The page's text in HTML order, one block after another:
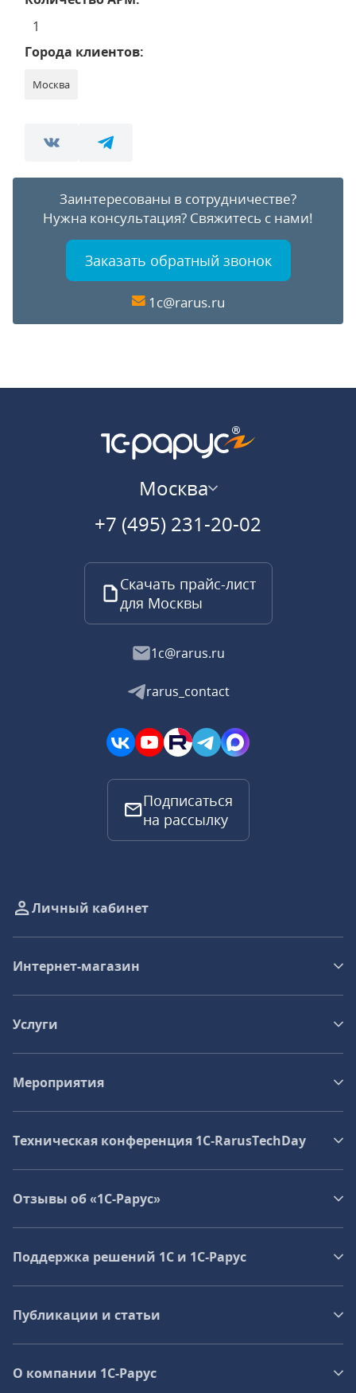
1
Города клиентов:
Москва
Заинтересованы в сотрудничестве?
Нужна консультация? Свяжитесь с нами!
Заказать обратный звонок
1c@rarus.ru
Москва
+7 (495) 231-20-02
Скачать прайс-лист
для Москвы
1c@rarus.ru
rarus_contact
Подписаться
на рассылку
Личный кабинет
Интернет-магазин
Услуги
Мероприятия
Техническая конференция 1C‑RarusTechDay
Отзывы об «1С-Рарус»
Поддержка решений 1С и 1С‑Рарус
Публикации и статьи
О компании 1C-Рарус